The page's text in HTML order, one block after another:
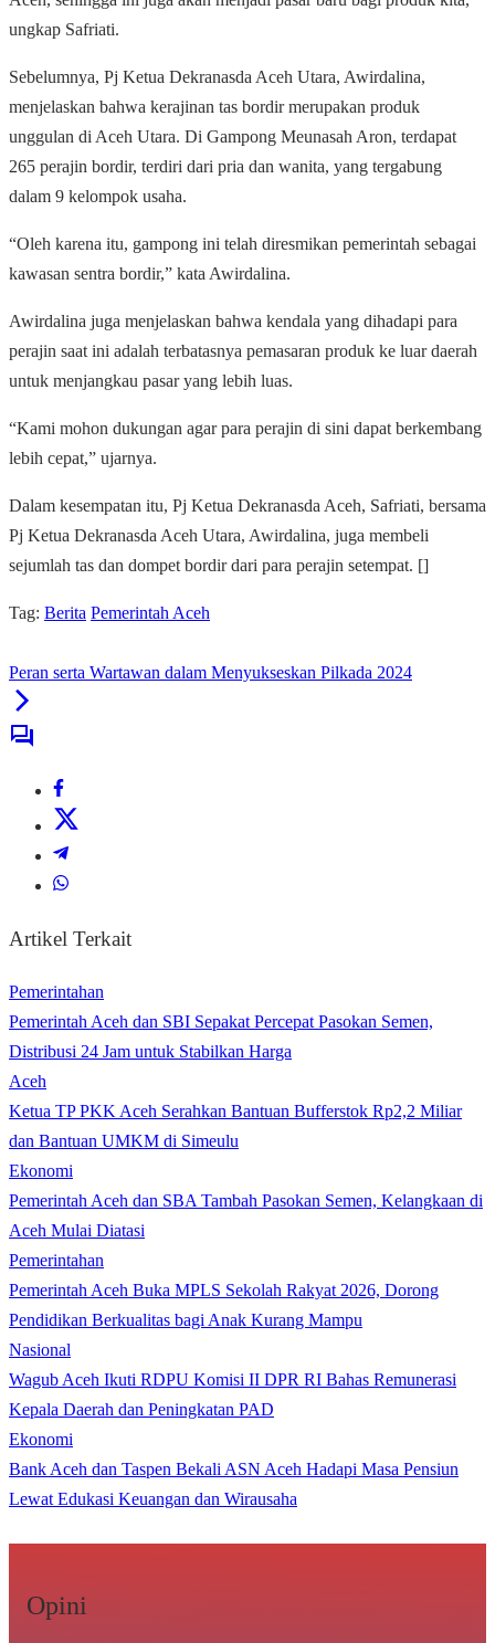
ungkap Safriati.
Sebelumnya, Pj Ketua Dekranasda Aceh Utara, Awirdalina,
menjelaskan bahwa kerajinan tas bordir merupakan produk
unggulan di Aceh Utara. Di Gampong Meunasah Aron, terdapat
265 perajin bordir, terdiri dari pria dan wanita, yang tergabung
dalam 9 kelompok usaha.
“Oleh karena itu, gampong ini telah diresmikan pemerintah sebagai
kawasan sentra bordir,” kata Awirdalina.
Awirdalina juga menjelaskan bahwa kendala yang dihadapi para
perajin saat ini adalah terbatasnya pemasaran produk ke luar daerah
untuk menjangkau pasar yang lebih luas.
“Kami mohon dukungan agar para perajin di sini dapat berkembang
lebih cepat,” ujarnya.
Dalam kesempatan itu, Pj Ketua Dekranasda Aceh, Safriati, bersama
Pj Ketua Dekranasda Aceh Utara, Awirdalina, juga membeli
sejumlah tas dan dompet bordir dari para perajin setempat. []
Tag: Berita Pemerintah Aceh
Peran serta Wartawan dalam Menyukseskan Pilkada 2024
Artikel Terkait
Pemerintahan
Pemerintah Aceh dan SBI Sepakat Percepat Pasokan Semen,
Distribusi 24 Jam untuk Stabilkan Harga
Aceh
Ketua TP PKK Aceh Serahkan Bantuan Bufferstok Rp2,2 Miliar
dan Bantuan UMKM di Simeulu
Ekonomi
Pemerintah Aceh dan SBA Tambah Pasokan Semen, Kelangkaan di
Aceh Mulai Diatasi
Pemerintahan
Pemerintah Aceh Buka MPLS Sekolah Rakyat 2026, Dorong
Pendidikan Berkualitas bagi Anak Kurang Mampu
Nasional
Wagub Aceh Ikuti RDPU Komisi II DPR RI Bahas Remunerasi
Kepala Daerah dan Peningkatan PAD
Ekonomi
Bank Aceh dan Taspen Bekali ASN Aceh Hadapi Masa Pensiun
Lewat Edukasi Keuangan dan Wirausaha
Opini